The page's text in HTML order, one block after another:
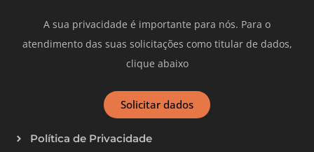
A sua privacidade é importante para nós. Para o
atendimento das suas solicitações como titular de dados,
clique abaixo
Solicitar dados
Política de Privacidade